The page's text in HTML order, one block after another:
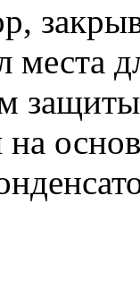
места